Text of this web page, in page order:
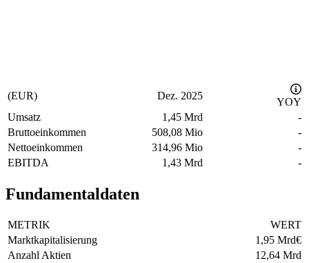
(EUR) Dez. 2025
YOY
Umsatz
1,45 Mrd
-
Bruttoeinkommen
508,08 Mio
-
Nettoeinkommen
314,96 Mio
-
EBITDA
1,43 Mrd -
Fundamentaldaten
METRIK
WERT
Marktkapitalisierung
1,95 Mrd€
Anzahl Aktien
12,64 Mrd